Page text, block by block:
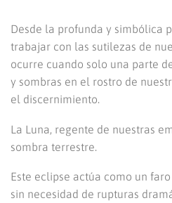
Desde la profunda y simbólica
trabajar con las sutilezas de
ocurre cuando solo una parte
y sombras en el rostro de
el discernimiento.
La Luna, regente de nuestras
sombra terrestre.
Este eclipse actúa como un
sin necesidad de rupturas